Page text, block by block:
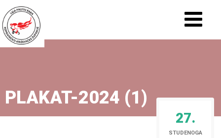
PLAKAT-2024 (1)
27.
STUDENOGA